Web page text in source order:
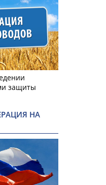
защиты
НА